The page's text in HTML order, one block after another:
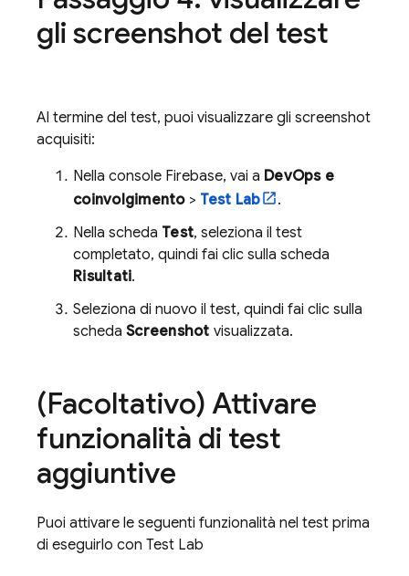
gli screenshot del test
Al termine del test, puoi visualizzare gli screenshot
acquisiti:
Nella console Firebase, vai a DevOps e
coinvolgimento> Test Lab
.
Nella scheda Test, seleziona il test
completato, quindi fai clic sulla scheda
Risultati.
Seleziona di nuovo il test, quindi fai clic sulla
scheda Screenshot visualizzata.
(Facoltativo) Attivare
funzionalità di test
aggiuntive
Puoi attivare le seguenti funzionalità nel test prima
di eseguirlo con Test Lab